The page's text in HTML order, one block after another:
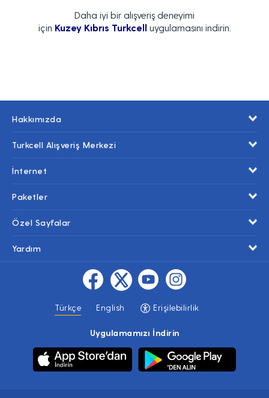
Daha iyi bir alışveriş deneyimi
için Kuzey Kıbrıs Turkcell uygulamasını indirin.
Hakkımızda
Turkcell Alışveriş Merkezi
İnternet
Paketler
Özel Sayfalar
Yardım
Türkçe English Erişilebilirlik
Uygulamamızı İndirin